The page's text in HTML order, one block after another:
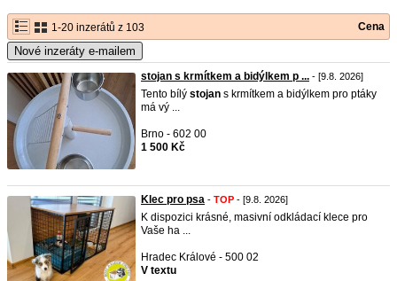
1-20 inzerátů z 103 Cena
Nové inzeráty e-mailem
stojan s krmítkem a bidýlkem p ... - [9.8. 2026]
Tento bílý stojan s krmítkem a bidýlkem pro ptáky
má vý ...
Brno - 602 00
1 500 Kč
Klec pro psa - TOP - [9.8. 2026]
K dispozici krásné, masivní odkládací klece pro
Vaše ha ...
Hradec Králové - 500 02
V textu